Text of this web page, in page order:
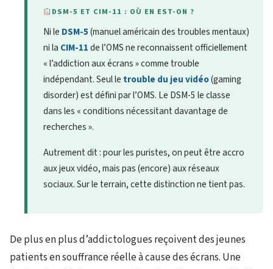
DSM-5 ET CIM-11 : OÙ EN EST-ON ?
Ni le DSM-5(manuel américain des troubles mentaux)
ni la CIM-11de l’OMS ne reconnaissent officiellement
« l’addiction aux écrans » comme trouble
indépendant. Seul le trouble du jeu vidéo(gaming
disorder) est défini par l’OMS. Le DSM-5 le classe
dans les « conditions nécessitant davantage de
recherches ».
Autrement dit : pour les puristes, on peut être accro
aux jeux vidéo, mais pas (encore) aux réseaux
sociaux. Sur le terrain, cette distinction ne tient pas.
De plus en plus d’addictologues reçoivent des jeunes
patients en souffrance réelle à cause des écrans. Une